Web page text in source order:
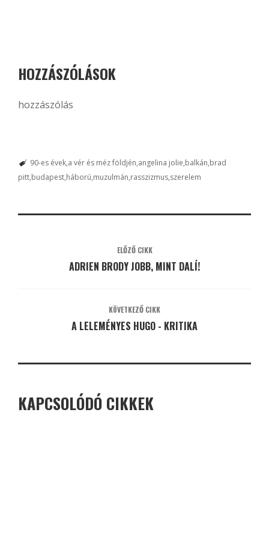
HOZZÁSZÓLÁSOK
hozzászólás
90-es évek a vér és méz földjén angelina jolie balkán brad
pitt budapest háború muzulmán rasszizmus szerelem
ELŐZŐ CIKK
ADRIEN BRODY JOBB, MINT DALÍ!
KÖVETKEZŐ CIKK
A LELEMÉNYES HUGO - KRITIKA
KAPCSOLÓDÓ CIKKEK